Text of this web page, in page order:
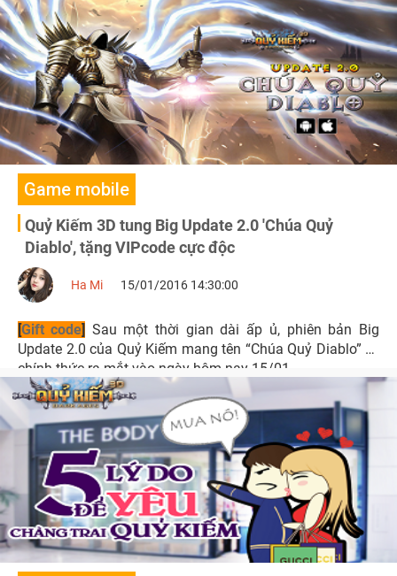
xã hội.
Game mobile
Quỷ Kiếm 3D tung Big Update 2.0 'Chúa Quỷ
Diablo', tặng VIPcode cực độc
Ha Mi 15/01/2016 14:30:00
[Gift code] Sau một thời gian dài ấp ủ, phiên bản Big
Update 2.0 của Quỷ Kiếm mang tên “Chúa Quỷ Diablo” sẽ
chính thức ra mắt vào ngày hôm nay 15/01.